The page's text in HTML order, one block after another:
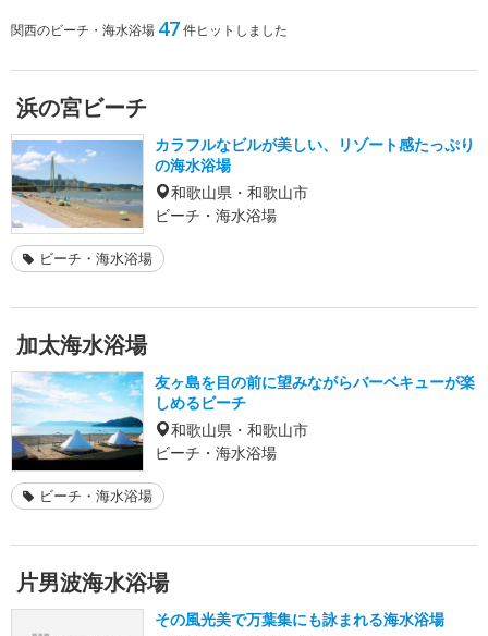
関西のビーチ・海水浴場 47件ヒットしました
浜の宮ビーチ
カラフルなビルが美しい、リゾート感たっぷり
の海水浴場
和歌山県・和歌山市
ビーチ・海水浴場
ビーチ・海水浴場
加太海水浴場
友ヶ島を目の前に望みながらバーベキューが楽
しめるビーチ
和歌山県・和歌山市
ビーチ・海水浴場
ビーチ・海水浴場
片男波海水浴場
その風光美で万葉集にも詠まれる海水浴場